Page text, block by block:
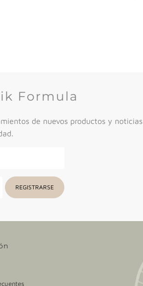
Formula
de nuevos productos y noticias